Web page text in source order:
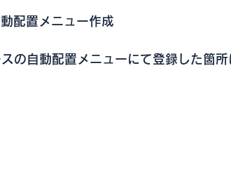
配置メニュー作成
の自動配置メニューにて登録した箇所